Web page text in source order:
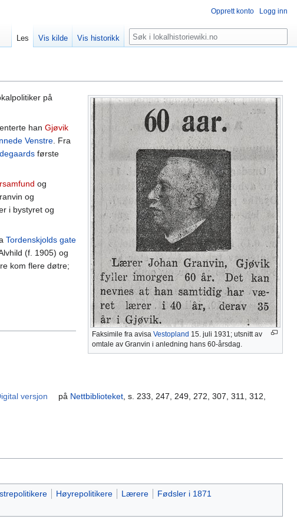
Faksimile fra avisa Vestopland 15. juli 1931; utsnitt av
omtale av Granvin i anledning hans 60-årsdag.
på
han Gjøvik
Venstre. Fra
første
og
og
i bystyret og
Tordenskjolds gate
(f. 1905) og
kom flere døtre;
versjon på Nettbiblioteket, s. 233, 247, 249, 272, 307, 311, 312,
Høyrepolitikere Lærere
Fødsler i 1871
Opprett konto Logg inn
Les Vis kilde Vis historikk Søk